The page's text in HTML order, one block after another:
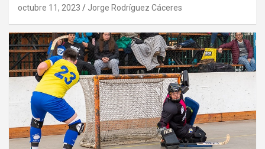
octubre 11, 2023 Jorge Rodríguez Cáceres